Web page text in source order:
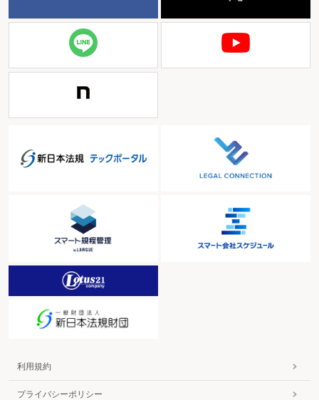
利用規約
プライバシーポリシー